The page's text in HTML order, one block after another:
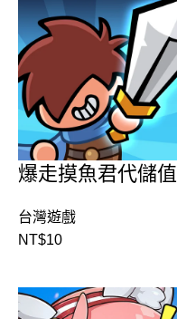
爆走摸魚君代儲值
台灣遊戲
NT$10